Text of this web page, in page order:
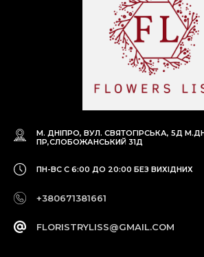
М. ДНІПРО, ВУЛ. СВЯТОГІРСЬКА, 5Д
ПР,СЛОБОЖАНСЬКИЙ 31Д
ПН-ВС С 6:00 ДО 20:00 БЕЗ ВИХІДНИХ
+380671381661
FLORISTRYLISS@GMAIL.COM